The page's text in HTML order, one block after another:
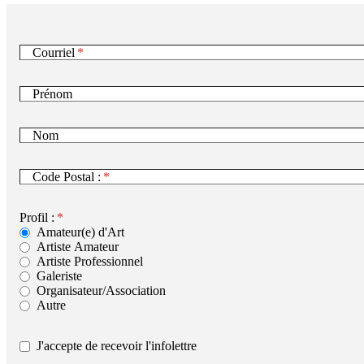
Courriel
Prénom
Nom
Code Postal :
Profil :
Amateur(e) d'Art
Artiste Amateur
Artiste Professionnel
Galeriste
Organisateur/Association
Autre
J'accepte de recevoir l'infolettre